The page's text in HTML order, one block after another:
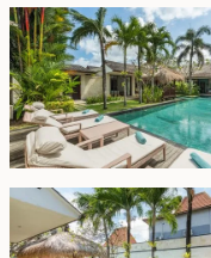
Di bagian dalam,
menampilkan ruang
untuk 6 orang, dan
letak berbentuk L
bagian tengah
makan, dan satu
dua kamar tidur
kolam renang dan